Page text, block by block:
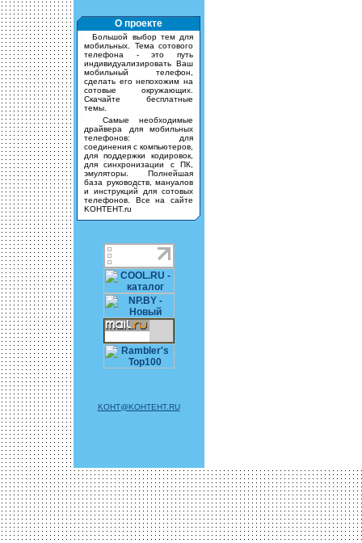
О проекте
Большой выбор тем для
мобильных. Тема сотового
телефона - это путь
индивидуализировать Ваш
мобильный телефон,
сделать его непохожим на
сотовые окружающих.
Скачайте бесплатные
темы.
Самые необходимые
драйвера для мобильных
телефонов: для
соединения с компьютеров,
для поддержки кодировок,
для синхронизации с ПК,
эмуляторы. Полнейшая
база руководств, мануалов
и инструкций для сотовых
телефонов. Все на сайте
KOHTEHT.ru
KOHT@KOHTEHT.RU